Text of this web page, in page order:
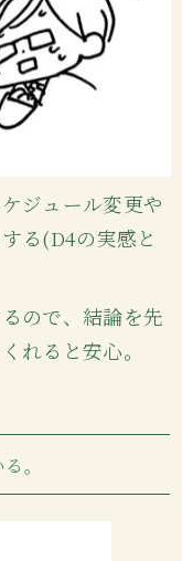
ジュール変更や
る(D4の実感と
ので、結論を先
れると安心。
。